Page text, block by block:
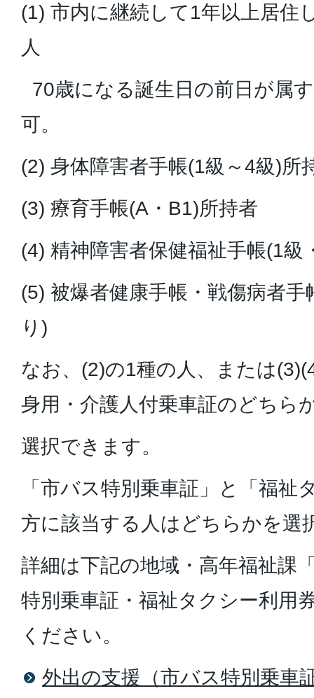
(1) 市内に継続して1年以上居住
人
70歳になる誕生日の前日が属
可。
(2) 身体障害者手帳(1級～4級)所
(3) 療育手帳(A・B1)所持者
(4) 精神障害者保健福祉手帳(1級
(5) 被爆者健康手帳・戦傷病者
り)
なお、(2)の1種の人、または
身用・介護人付乗車証のどちら
選択できます。
「市バス特別乗車証」と「福祉
方に該当する人はどちらかを選
詳細は下記の地域・高年福祉課
特別乗車証・福祉タクシー利用
ください。
外出の支援（市バス特別乗車